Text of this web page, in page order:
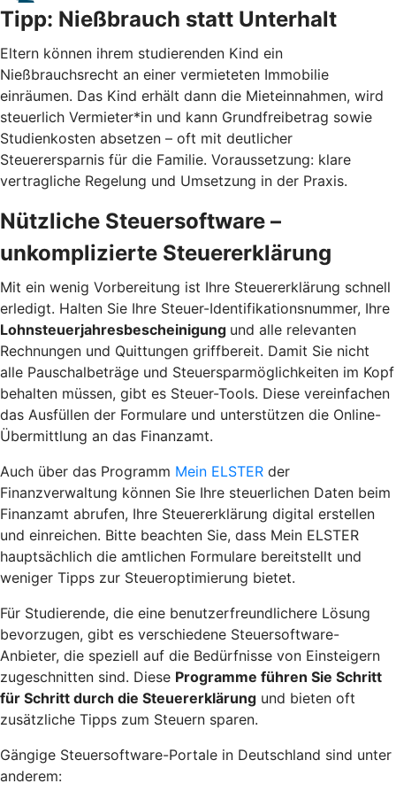
Tipp: Nießbrauch statt Unterhalt
Eltern können ihrem studierenden Kind ein
Nießbrauchsrecht an einer vermieteten Immobilie
einräumen. Das Kind erhält dann die Mieteinnahmen, wird
steuerlich Vermieter*in und kann Grundfreibetrag sowie
Studienkosten absetzen – oft mit deutlicher
Steuerersparnis für die Familie. Voraussetzung: klare
vertragliche Regelung und Umsetzung in der Praxis.
Nützliche Steuersoftware –
unkomplizierte Steuererklärung
Mit ein wenig Vorbereitung ist Ihre Steuererklärung schnell
erledigt. Halten Sie Ihre Steuer-Identifikationsnummer, Ihre
Lohnsteuerjahresbescheinigung und alle relevanten
Rechnungen und Quittungen griffbereit. Damit Sie nicht
alle Pauschalbeträge und Steuersparmöglichkeiten im Kopf
behalten müssen, gibt es Steuer-Tools. Diese vereinfachen
das Ausfüllen der Formulare und unterstützen die Online-
Übermittlung an das Finanzamt.
Auch über das Programm Mein ELSTER der
Finanzverwaltung können Sie Ihre steuerlichen Daten beim
Finanzamt abrufen, Ihre Steuererklärung digital erstellen
und einreichen. Bitte beachten Sie, dass Mein ELSTER
hauptsächlich die amtlichen Formulare bereitstellt und
weniger Tipps zur Steueroptimierung bietet.
Für Studierende, die eine benutzerfreundlichere Lösung
bevorzugen, gibt es verschiedene Steuersoftware-
Anbieter, die speziell auf die Bedürfnisse von Einsteigern
zugeschnitten sind. Diese Programme führen Sie Schritt
für Schritt durch die Steuererklärung und bieten oft
zusätzliche Tipps zum Steuern sparen.
Gängige Steuersoftware-Portale in Deutschland sind unter
anderem: